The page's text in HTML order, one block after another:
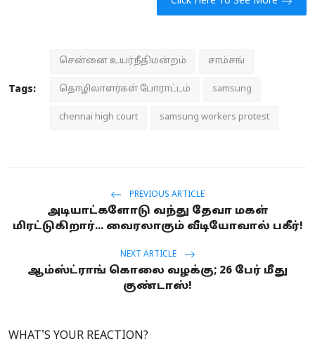
Tags:
சென்னை உயர்நீதிமன்றம் சாம்சங்
தொழிலாளர்கள் போராட்டம் samsung
chennai high court samsung workers protest
PREVIOUS ARTICLE
அடியாட்களோடு வந்து தேவா மகள்
மிரட்டுகிறார்... வைரலாகும் வீடியோவால் பகீர்!
NEXT ARTICLE
ஆம்ஸ்ட்ராங் கொலை வழக்கு; 26 பேர் மீது
குண்டாஸ்!
WHAT'S YOUR REACTION?